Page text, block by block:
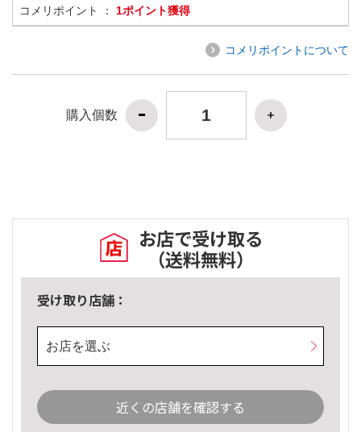
コメリポイント ： 1ポイント獲得
コメリポイントについて
購入個数
お店で受け取る
（送料無料）
受け取り店舗：
お店を選ぶ
近くの店舗を確認する